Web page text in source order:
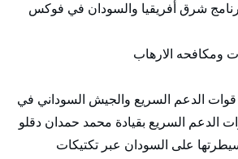
برنامج شرق أفريقيا والسودان في فوكس
ومكافحه الارهاب
قوات الدعم السريع والجيش السوداني في
سعت قوات الدعم السريع بقيادة محمد حمدان دقلو
على السودان عبر تكتيكات